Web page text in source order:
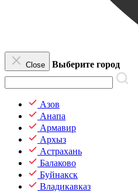
Close Выберите город
Азов
Анапа
Армавир
Архыз
Астрахань
Балаково
Буйнакск
Владикавказ